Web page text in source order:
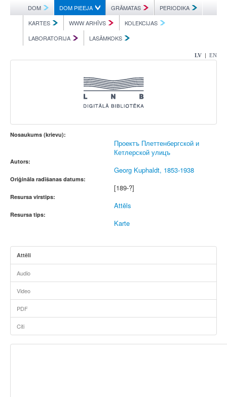
DOM DOM PIEEJA GRĀMATAS
PERIODIKA
KARTES
WWW ARHĪVS
KOLEKCIJAS
LABORATORIJA
LASĀMKOKS
LV | EN
Nosaukums (krievu):
Проектъ Плеттенбергской и
Кетлерской улицъ
Autors:
Georg Kuphaldt, 1853-1938
Oriģināla radīšanas datums:
[189-?]
Resursa virstips:
Attēls
Resursa tips:
Karte
Attēli
Audio
Video
PDF
Citi